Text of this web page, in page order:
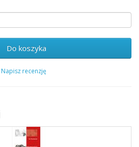
Do koszyka
Napisz recenzję